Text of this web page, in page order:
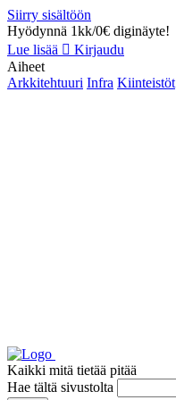
Siirry sisältöön
Hyödynnä 1kk/0€ diginäyte!
Lue lisää
Kirjaudu
Aiheet
Arkkitehtuuri Infra Kiinteistöt
Kaikki mitä tietää pitää
Hae tältä sivustolta